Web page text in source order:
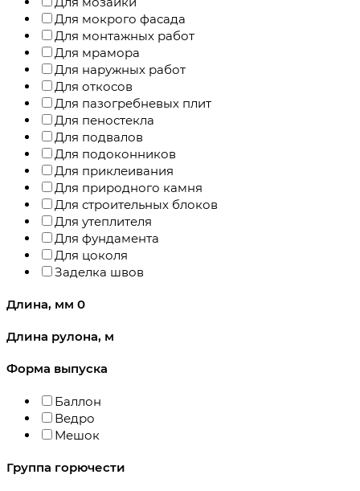
Для мокрого фасада
Для монтажных работ
Для мрамора
Для наружных работ
Для откосов
Для пазогребневых плит
Для пеностекла
Для подвалов
Для подоконников
Для приклеивания
Для природного камня
Для строительных блоков
Для утеплителя
Для фундамента
Для цоколя
Заделка швов
Длина, мм 0
Длина рулона, м
Форма выпуска
Баллон
Ведро
Мешок
Группа горючести